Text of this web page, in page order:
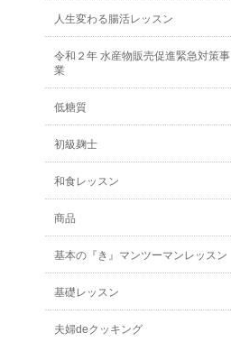
人生変わる腸活レッスン
令和２年 水産物販売促進緊急対策事
業
低糖質
初級麹士
和食レッスン
商品
基本の『き』マンツーマンレッスン
基礎レッスン
夫婦deクッキング